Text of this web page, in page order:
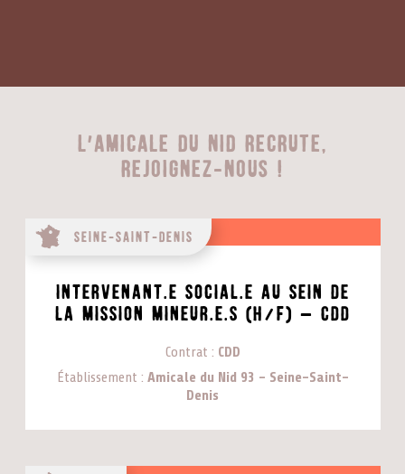
L'Amicale du Nid recrute,
rejoignez-nous !
Intervenant.e social.e au sein de
la mission mineur.e.s (H/F) – CDD
Contrat
CDD
Établissement
Amicale du Nid 93 - Seine-Saint-
Denis
Seine-Saint-Denis